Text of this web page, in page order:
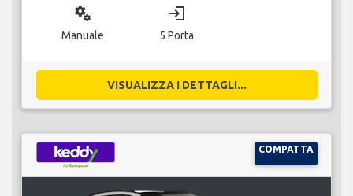
miscellaneous_services
Manuale
login
5 Porta
VISUALIZZA I DETTAGLI...
COMPATTA